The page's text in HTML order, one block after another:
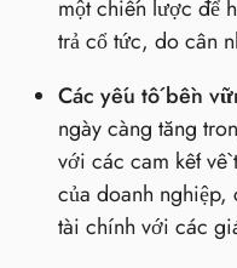
một chiến lược để
trả cổ tức, do cân
Các yếu tố bền
ngày càng tăng
với các cam kết về
của doanh
tài chính với các